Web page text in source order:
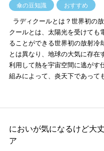
傘の豆知識 おすすめ
ラディクールとは？世界初の
クールとは、太陽光を受けても
ることができる世界初の放射冷
とは異なり、地球の大気に存在
利用して熱を宇宙空間に逃がす
組みによって、炎天下であって
においが気になるけど大
ア